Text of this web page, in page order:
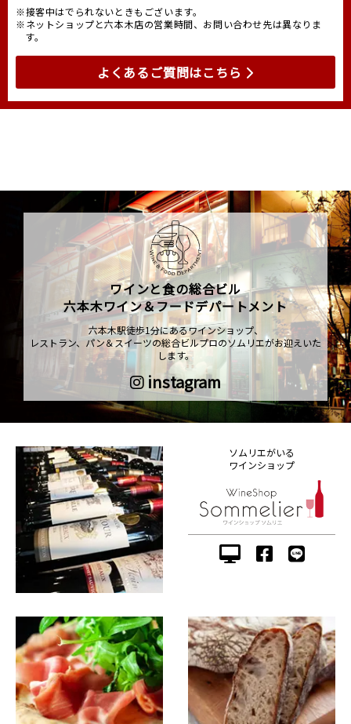
※接客中はでられないときもございます。
※ネットショップと六本木店の営業時間、お問い合わせ先は異なりま
す。
よくあるご質問はこちら
ワインと食の総合ビル
六本木ワイン＆フードデパートメント
六本木駅徒歩1分にあるワインショップ、
レストラン、パン＆スイーツの総合ビルプロのソムリエがお迎えいた
します。
instagram
ソムリエがいる
ワインショップ